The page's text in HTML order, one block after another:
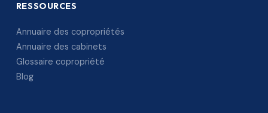
RESSOURCES
Annuaire des copropriétés
Annuaire des cabinets
Glossaire copropriété
Blog